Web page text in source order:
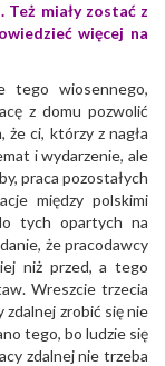
miały zostać z
więcej na
tego wiosennego,
z domu pozwolić
że ci, którzy z nagła
i wydarzenie, ale
praca pozostałych
między polskimi
tych opartych na
że pracodawcy
niż przed, a tego
Wreszcie trzecia
zrobić się nie
tego, bo ludzie się
zdalnej nie trzeba